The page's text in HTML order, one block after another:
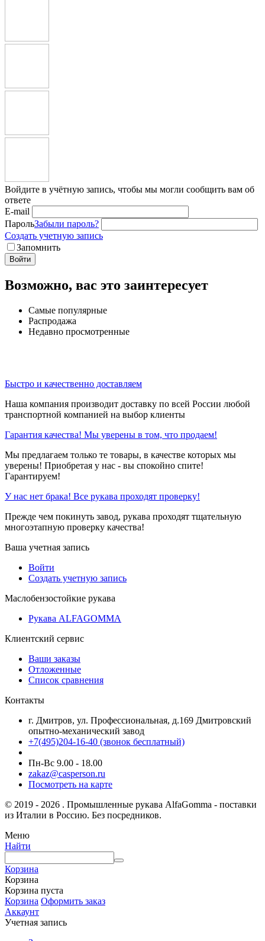
Войдите в учётную запись, чтобы мы могли сообщить вам об
ответе
E-mail
ПарольЗабыли пароль?
Создать учетную запись
Запомнить
Войти
Возможно, вас это заинтересует
Самые популярные
Распродажа
Недавно просмотренные
Быстро и качественно доставляем
Наша компания производит доставку по всей России любой
транспортной компанией на выбор клиенты
Гарантия качества! Мы уверены в том, что продаем!
Мы предлагаем только те товары, в качестве которых мы
уверены! Приобретая у нас - вы спокойно спите!
Гарантируем!
У нас нет брака! Все рукава проходят проверку!
Прежде чем покинуть завод, рукава проходят тщательную
многоэтапную проверку качества!
Ваша учетная запись
Войти
Создать учетную запись
Маслобензостойкие рукава
Рукава ALFAGOMMA
Клиентский сервис
Ваши заказы
Отложенные
Список сравнения
Контакты
г. Дмитров, ул. Профессиональная, д.169 Дмитровский
опытно-механический завод
+7(495)204-16-40 (звонок бесплатный)
Пн-Вс 9.00 - 18.00
zakaz@casperson.ru
Посмотреть на карте
© 2019 - 2026 . Промышленные рукава AlfaGomma - поставки
из Италии в Россию. Без посредников.
Меню
Найти
Корзина
Корзина
Корзина пуста
Корзина Оформить заказ
Аккаунт
Учетная запись